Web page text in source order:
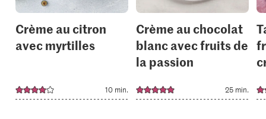
Crème au citron
avec myrtilles
10 min.
Crème au chocolat
blanc avec fruits de
la passion
25 min.